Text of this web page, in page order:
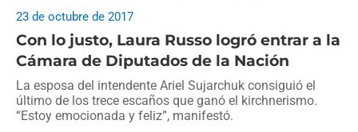
Con lo justo, Laura Russo logró entrar a la
Cámara de Diputados de la Nación
23 de octubre de 2017
La esposa del intendente Ariel Sujarchuk consiguió el
último de los trece escaños que ganó el kirchnerismo.
“Estoy emocionada y feliz”, manifestó.